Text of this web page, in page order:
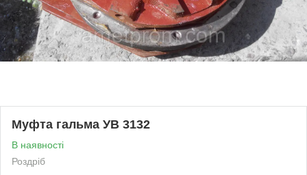
Муфта гальма УВ 3132
В наявності
Роздріб